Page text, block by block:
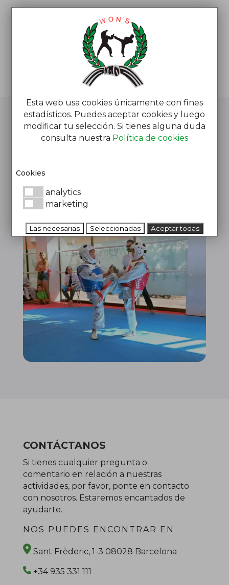
SOLICITA INFORMACIÓN
CONTÁCTANOS
Si tienes cualquier pregunta o
comentario en relación a nuestras
actividades, por favor, ponte en contacto
con nosotros. Estaremos encantados de
ayudarte.
NOS PUEDES ENCONTRAR EN
Sant Frèderic, 1-3 08028 Barcelona
+34 935 331 111
Esta web usa cookies únicamente con fines
estadísticos. Puedes aceptar cookies y luego
modificar tu selección. Si tienes alguna duda
consulta nuestra Política de cookies
Cookies
analytics
marketing
Las necesarias Seleccionadas Aceptar todas